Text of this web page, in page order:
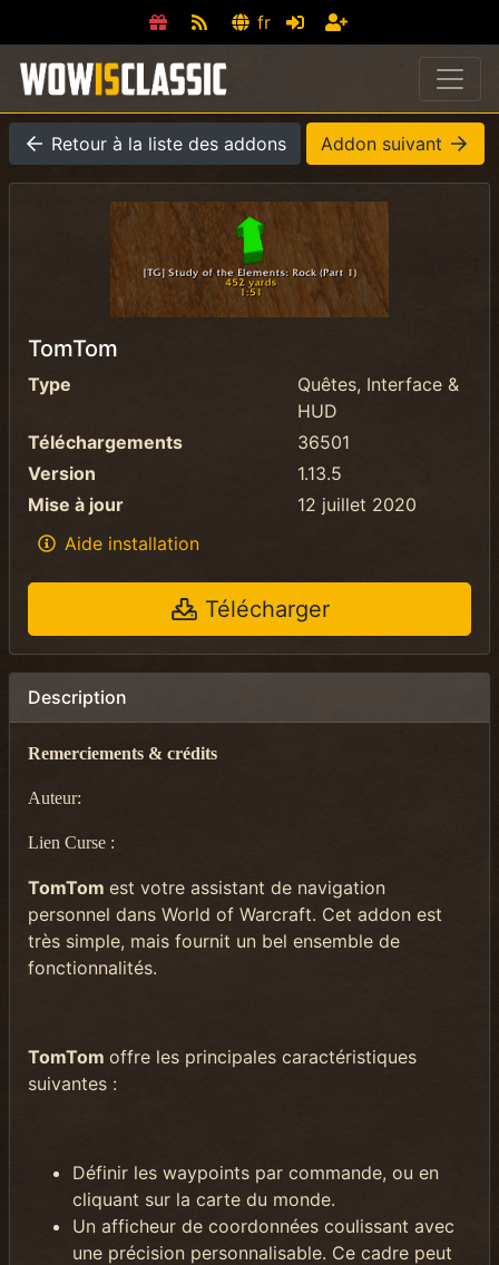
fr
Retour à la liste des addons Addon suivant
TomTom
Type
Quêtes, Interface &
HUD
Téléchargements
36501
Version
1.13.5
Mise à jour
12 juillet 2020
Aide installation
Télécharger
Description
Remerciements & crédits
Auteur:
Lien Curse :
TomTom est votre assistant de navigation
personnel dans World of Warcraft. Cet addon est
très simple, mais fournit un bel ensemble de
fonctionnalités.
TomTom offre les principales caractéristiques
suivantes :
Définir les waypoints par commande, ou en
cliquant sur la carte du monde.
Un afficheur de coordonnées coulissant avec
une précision personnalisable. Ce cadre peut